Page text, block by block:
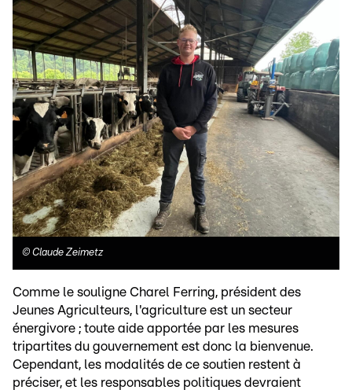
© Claude Zeimetz
Comme le souligne Charel Ferring, président des
Jeunes Agriculteurs, l'agriculture est un secteur
énergivore ; toute aide apportée par les mesures
tripartites du gouvernement est donc la bienvenue.
Cependant, les modalités de ce soutien restent à
préciser, et les responsables politiques devraient